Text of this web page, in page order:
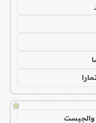
!
والجيست